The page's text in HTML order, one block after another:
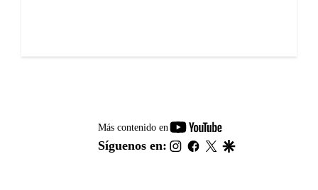
Más contenido en
youtube-
footer
Síguenos en: instagram
facebook
twitter